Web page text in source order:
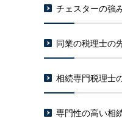
チェスターの強
同業の税理士の
相続専門税理士
専門性の高い相